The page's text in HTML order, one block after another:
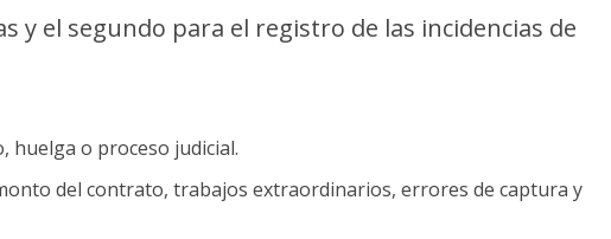
y el segundo para el registro de las incidencias de
huelga o proceso judicial.
del contrato, trabajos extraordinarios, errores de captura y